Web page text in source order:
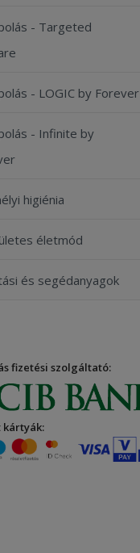
- Targeted
- LOGIC by Forever
- Infinite by
higiénia
életmód
és segédanyagok
fizetési szolgáltató: